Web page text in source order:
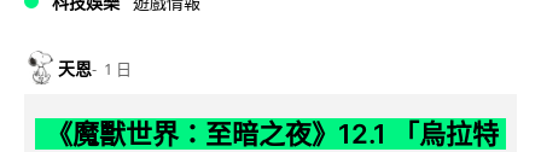
天恩 1 日
《魔獸世界：至暗之夜》12.1 「烏拉特